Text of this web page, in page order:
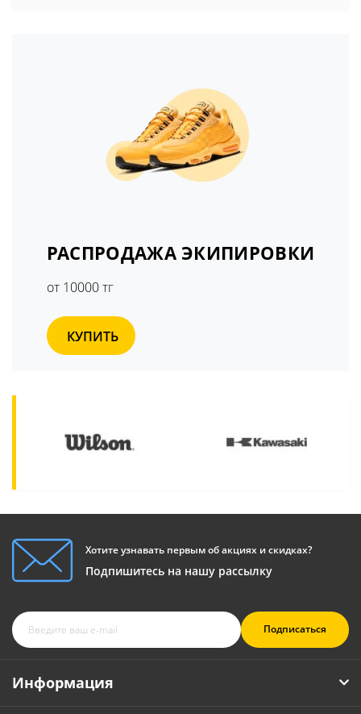
РАСПРОДАЖА ЭКИПИРОВКИ
от 10000 тг
КУПИТЬ
Хотите узнавать первым об акциях и скидках?
Подпишитесь на нашу рассылку
Подписаться
Информация